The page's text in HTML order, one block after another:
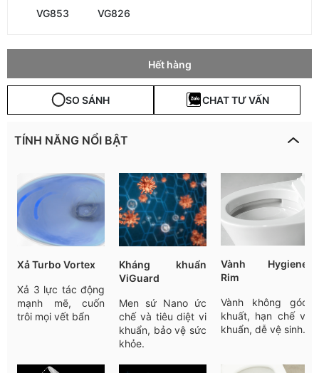
VG853 VG826
Hết hàng
SO SÁNH CHAT TƯ VẤN
TÍNH NĂNG NỔI BẬT
Xả Turbo Vortex
Xả 3 lực tác động
mạnh mẽ, cuốn
trôi mọi vết bẩn
Kháng khuẩn
ViGuard
Men sứ Nano ức
chế và tiêu diệt vi
khuẩn, bảo vệ sức
khỏe.
Vành Hygiene
Rim
Vành không góc
khuất, hạn chế vi
khuẩn, dễ vệ sinh.